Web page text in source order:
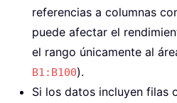
referencias a columnas
puede afectar el
el rango únicamente al
B1:B100).
Si los datos incluyen filas